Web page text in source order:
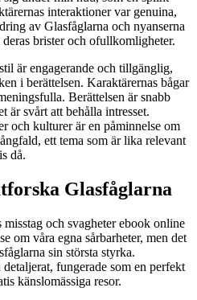
interaktioner var genuina,
av Glasfåglarna och nyanserna
brister och ofullkomligheter.
är engagerande och tillgänglig,
i berättelsen. Karaktärernas bågar
Berättelsen är snabb
är svårt att behålla intresset.
och kulturer är en påminnelse om
ett tema som är lika relevant
då.
Glasfåglarna
och svagheter ebook online
om våra egna sårbarheter, men det
sin största styrka.
fungerade som en perfekt
känslomässiga resor.